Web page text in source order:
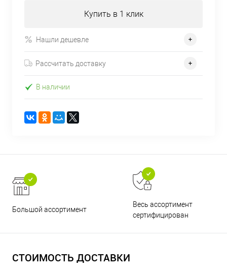
Купить в 1 клик
Нашли дешевле
Рассчитать доставку
В наличии
Большой ассортимент
Весь ассортимент
сертифицирован
СТОИМОСТЬ ДОСТАВКИ